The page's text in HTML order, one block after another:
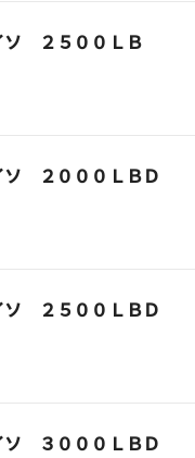
ソ ２５００ＬＢ
ソ ２０００ＬＢＤ
ソ ２５００ＬＢＤ
ソ ３０００ＬＢＤ